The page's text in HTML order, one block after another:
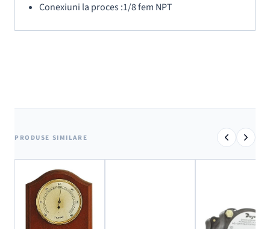
Conexiuni la proces :1/8 fem NPT
PRODUSE SIMILARE